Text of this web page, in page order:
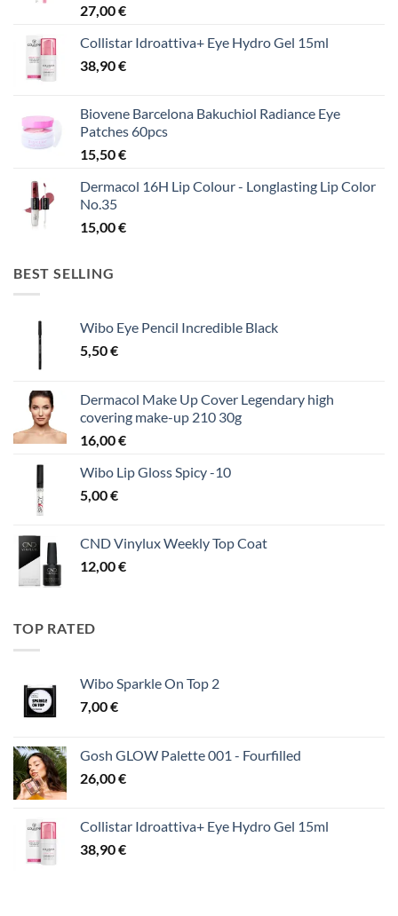
27,00€
Collistar Idroattiva+ Eye Hydro Gel 15ml
38,90€
Biovene Barcelona Bakuchiol Radiance Eye
Patches 60pcs
15,50€
Dermacol 16H Lip Colour - Longlasting Lip Color
No.35
15,00€
BEST SELLING
Wibo Eye Pencil Incredible Black
5,50€
Dermacol Make Up Cover Legendary high
covering make-up 210 30g
16,00€
Wibo Lip Gloss Spicy -10
5,00€
CND Vinylux Weekly Top Coat
12,00€
TOP RATED
Wibo Sparkle On Top 2
7,00€
Gosh GLOW Palette 001 - Fourfilled
26,00€
Collistar Idroattiva+ Eye Hydro Gel 15ml
38,90€